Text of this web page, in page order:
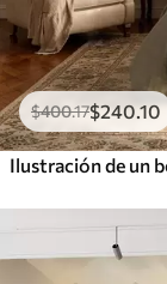
$400.17$240.10